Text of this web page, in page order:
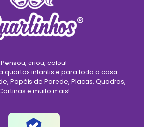
Pensou, criou, colou!
quartos infantis e para toda a casa.
Papéis de Parede, Placas, Quadros,
e muito mais!